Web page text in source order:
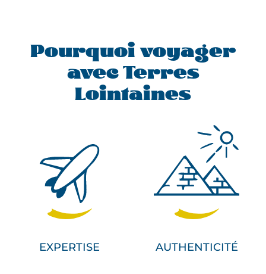
Pourquoi voyager
avec Terres
Lointaines
EXPERTISE AUTHENTICITÉ